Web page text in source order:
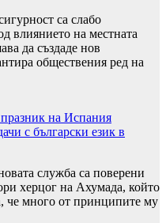
са слабо
влиянието на местната
да създаде нов
обществения ред на
на Испания
с български език в
служба са поверени
херцог на Ахумада, който
че много от принципите му